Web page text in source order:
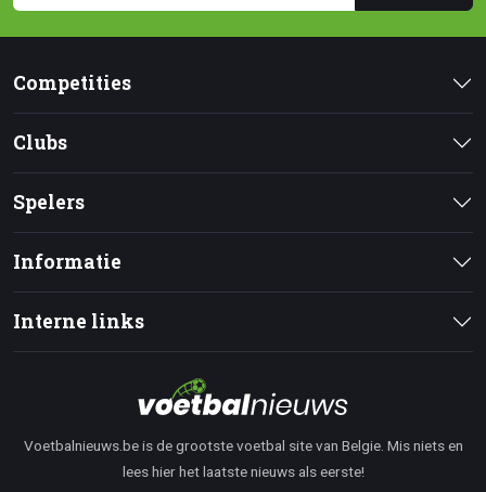
Competities
Clubs
Spelers
Informatie
Interne links
Voetbalnieuws.be is de grootste voetbal site van Belgie. Mis niets en
lees hier het laatste nieuws als eerste!